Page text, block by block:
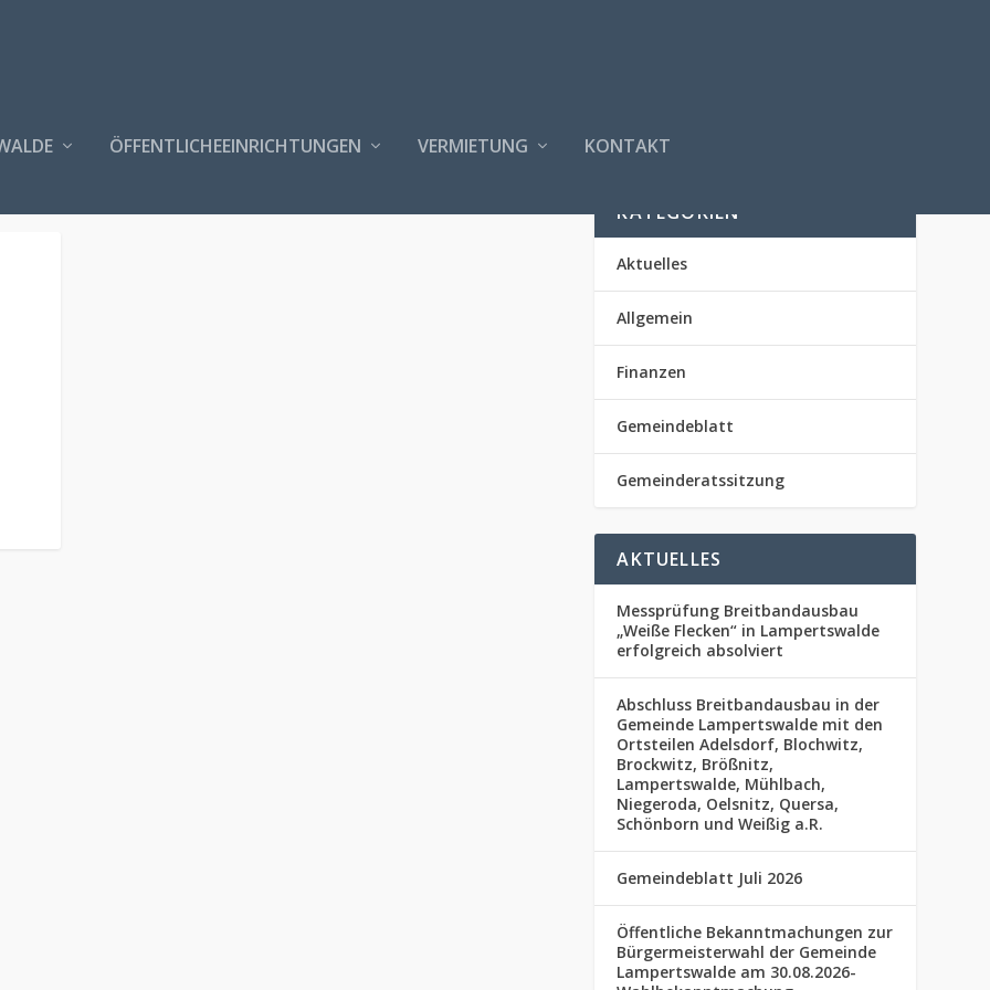
ÖFFENTLICHEEINRICHTUNGEN VERMIETUNG KONTAKT
KATEGORIEN
Aktuelles
Allgemein
Finanzen
Gemeindeblatt
Gemeinderatssitzung
AKTUELLES
Messprüfung Breitbandausbau
„Weiße Flecken“ in Lampertswalde
erfolgreich absolviert
Abschluss Breitbandausbau in der
Gemeinde Lampertswalde mit den
Ortsteilen Adelsdorf, Blochwitz,
Brockwitz, Brößnitz,
Lampertswalde, Mühlbach,
Niegeroda, Oelsnitz, Quersa,
Schönborn und Weißig a.R.
Gemeindeblatt Juli 2026
Öffentliche Bekanntmachungen zur
Bürgermeisterwahl der Gemeinde
Lampertswalde am 30.08.2026-